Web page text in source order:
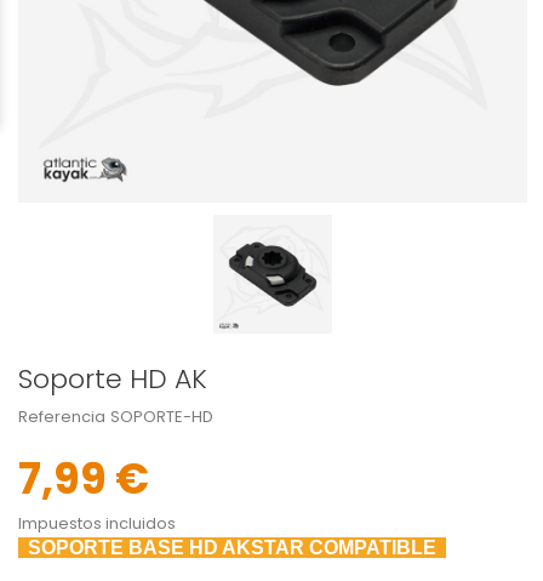
Soporte HD AK
Referencia SOPORTE-HD
7,99 €
Impuestos incluidos
SOPORTE BASE HD AKSTAR COMPATIBLE